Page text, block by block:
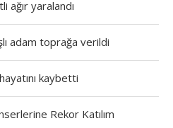
ağır yaralandı
adam toprağa verildi
kaybetti
Rekor Katılım